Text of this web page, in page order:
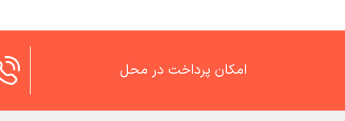
امکان پرداخت در محل